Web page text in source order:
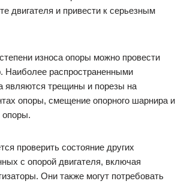
двигателя и привести к серьезным
износа опоры можно провести
Наиболее распространенными
являются трещины и порезы на
опоры, смещение опорного шарнира и
опоры.
проверить состояние других
с опорой двигателя, включая
Они также могут потребовать